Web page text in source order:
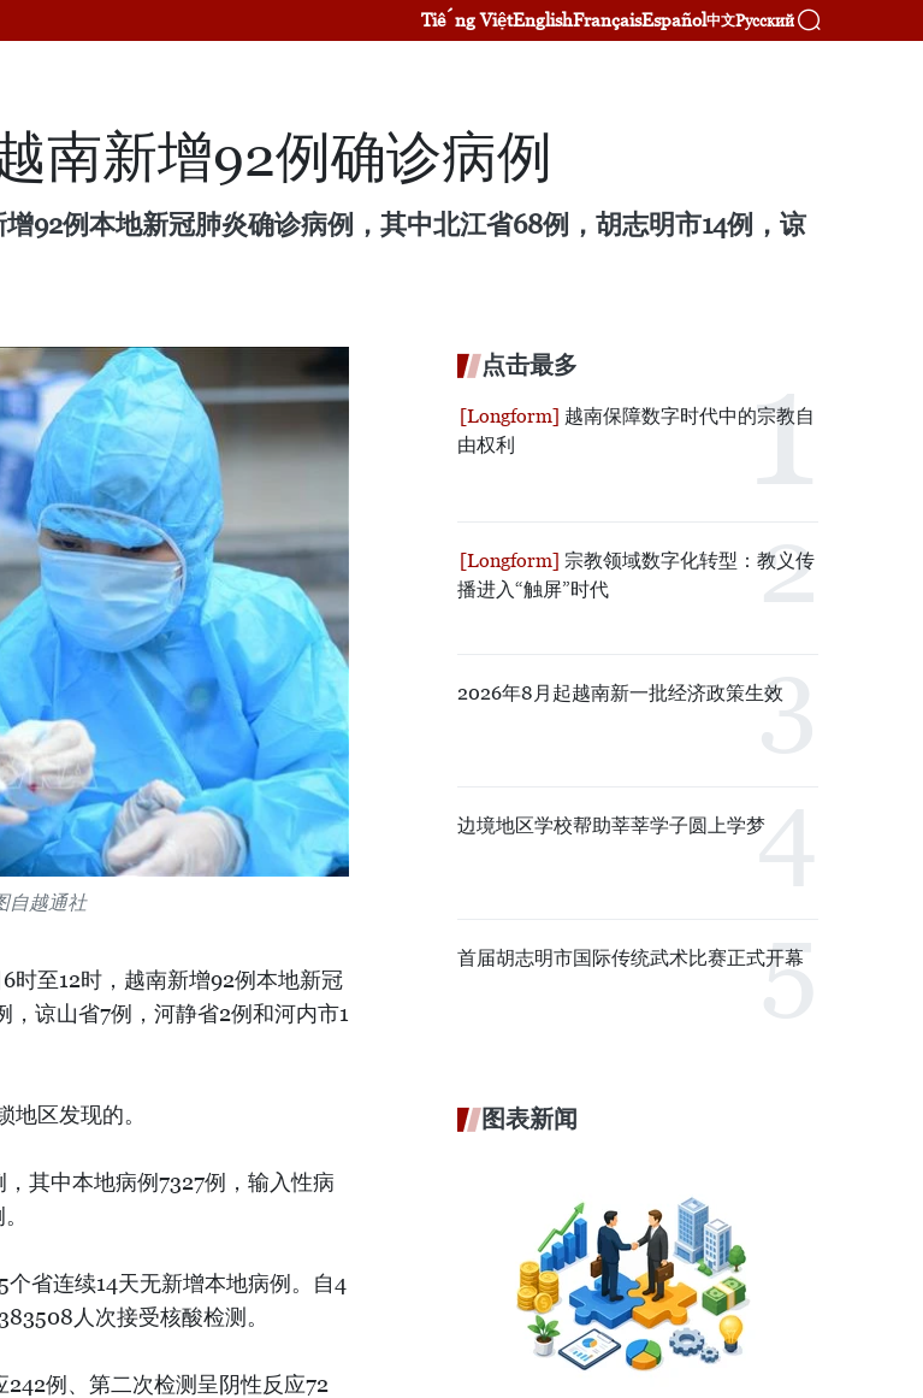
Tiếng ViệtEnglishFrançaisEspañol中文Русский
南新增92例确诊病例
92例本地新冠肺炎确诊病例，其中北江省68例，胡志明市14例，谅
自越通社
至12时，越南新增92例本地新冠
谅山省7例，河静省2例和河内市1
区发现的。
其中本地病例7327例，输入性病
省连续14天无新增本地病例。自4
人次接受核酸检测。
例、第二次检测呈阴性反应72
点击最多
越南保障数字时代中的宗教自
由权利
宗教领域数字化转型：教义传
播进入“触屏”时代
2026年8月起越南新一批经济政策生效
边境地区学校帮助莘莘学子圆上学梦
首届胡志明市国际传统武术比赛正式开幕
图表新闻